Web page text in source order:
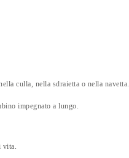
culla, nella sdraietta o nella navetta.
impegnato a lungo.
vita.